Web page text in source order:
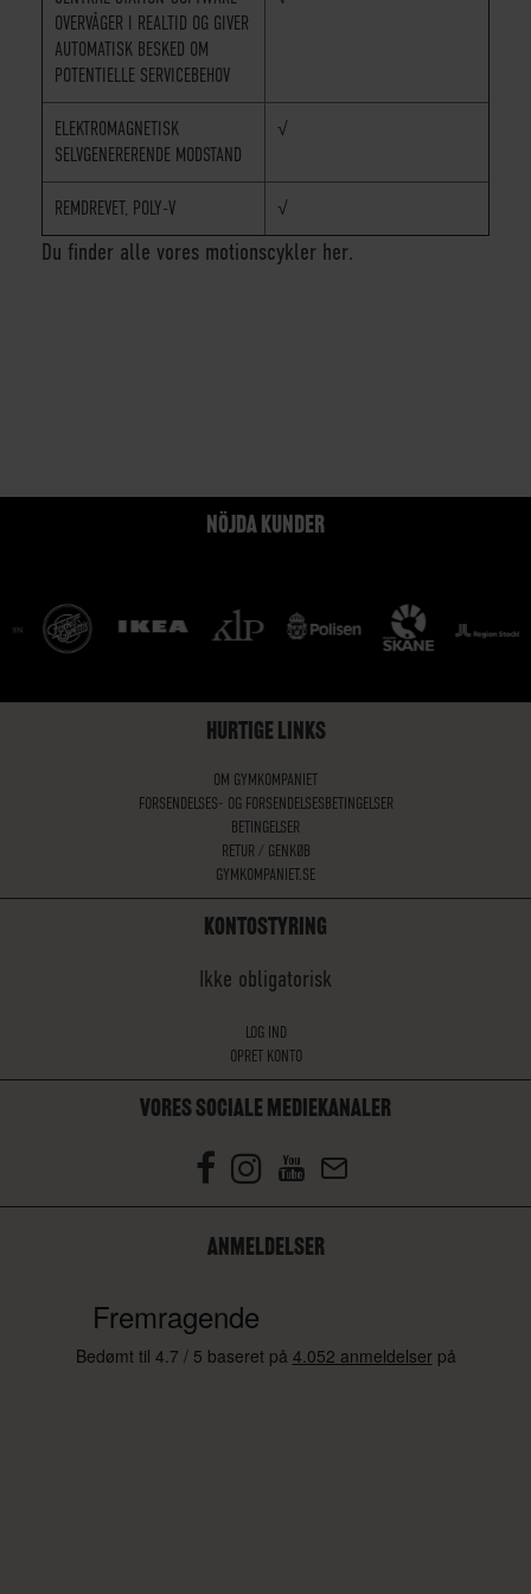
OVERVÅGER I REALTID OG GIVER
AUTOMATISK BESKED OM
POTENTIELLE SERVICEBEHOV
ELEKTROMAGNETISK
SELVGENERERENDE MODSTAND
√
REMDREVET, POLY-V √
Du finder alle vores motionscykler her.
NÖJDA KUNDER
HURTIGE LINKS
OM GYMKOMPANIET
FORSENDELSES- OG FORSENDELSESBETINGELSER
BETINGELSER
RETUR / GENKØB
GYMKOMPANIET.SE
KONTOSTYRING
Ikke obligatorisk
LOG IND
OPRET KONTO
VORES SOCIALE MEDIEKANALER
ANMELDELSER